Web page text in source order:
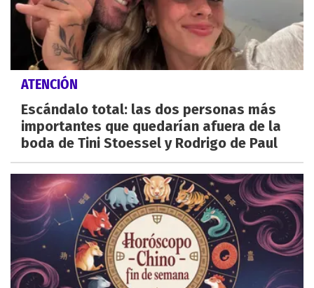
ATENCIÓN
Escándalo total: las dos personas más
importantes que quedarían afuera de la
boda de Tini Stoessel y Rodrigo de Paul